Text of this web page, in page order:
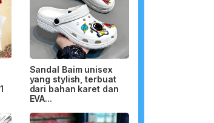
Sandal Baim unisex
yang stylish, terbuat
dari bahan karet dan
EVA...